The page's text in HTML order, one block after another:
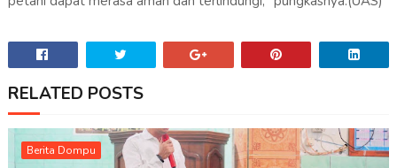
RELATED POSTS
Berita Dompu